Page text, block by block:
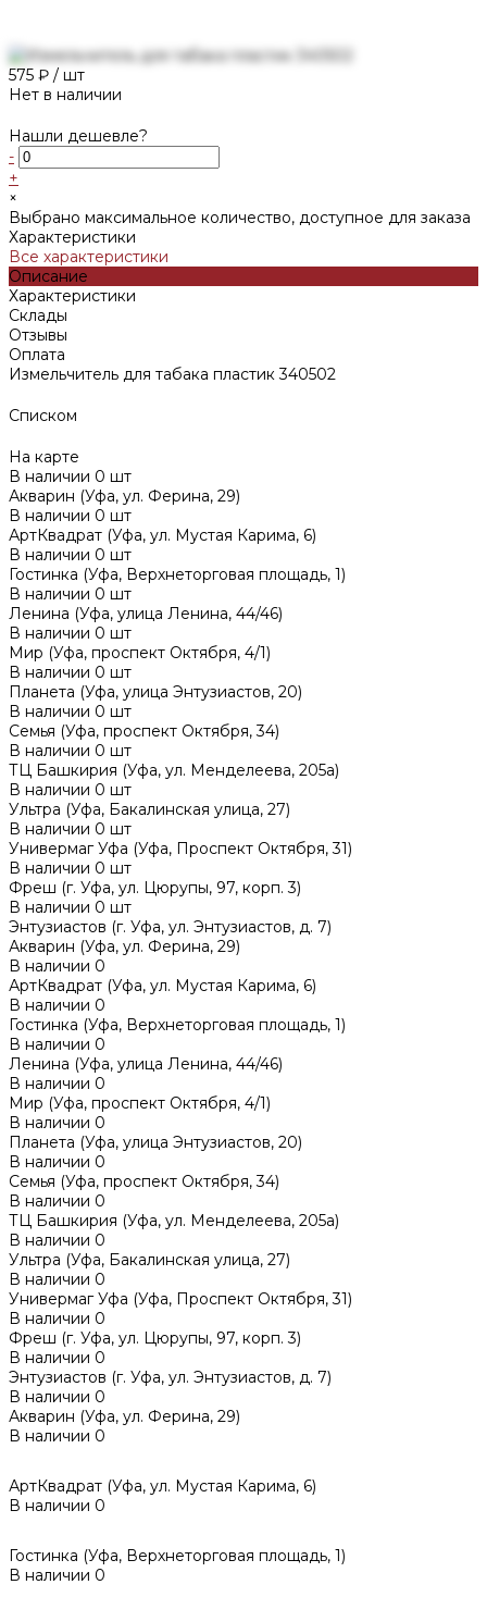
575 ₽ / шт
Нет в наличии
Нашли дешевле?
-
+
×
Выбрано максимальное количество, доступное для заказа
Характеристики
Все характеристики
Описание
Характеристики
Склады
Отзывы
Оплата
Измельчитель для табака пластик 340502
Списком
На карте
В наличии 0 шт
Акварин (Уфа, ул. Ферина, 29)
В наличии 0 шт
АртКвадрат (Уфа, ул. Мустая Карима, 6)
В наличии 0 шт
Гостинка (Уфа, Верхнеторговая площадь, 1)
В наличии 0 шт
Ленина (Уфа, улица Ленина, 44/46)
В наличии 0 шт
Мир (Уфа, проспект Октября, 4/1)
В наличии 0 шт
Планета (Уфа, улица Энтузиастов, 20)
В наличии 0 шт
Семья (Уфа, проспект Октября, 34)
В наличии 0 шт
ТЦ Башкирия (Уфа, ул. Менделеева, 205а)
В наличии 0 шт
Ультра (Уфа, Бакалинская улица, 27)
В наличии 0 шт
Универмаг Уфа (Уфа, Проспект Октября, 31)
В наличии 0 шт
Фреш (г‌. Уфа, ул. Цюрупы, 97, корп. 3)
В наличии 0 шт
Энтузиастов (г. Уфа, ул. Энтузиастов, д. 7)
Акварин (Уфа, ул. Ферина, 29)
В наличии 0
АртКвадрат (Уфа, ул. Мустая Карима, 6)
В наличии 0
Гостинка (Уфа, Верхнеторговая площадь, 1)
В наличии 0
Ленина (Уфа, улица Ленина, 44/46)
В наличии 0
Мир (Уфа, проспект Октября, 4/1)
В наличии 0
Планета (Уфа, улица Энтузиастов, 20)
В наличии 0
Семья (Уфа, проспект Октября, 34)
В наличии 0
ТЦ Башкирия (Уфа, ул. Менделеева, 205а)
В наличии 0
Ультра (Уфа, Бакалинская улица, 27)
В наличии 0
Универмаг Уфа (Уфа, Проспект Октября, 31)
В наличии 0
Фреш (г‌. Уфа, ул. Цюрупы, 97, корп. 3)
В наличии 0
Энтузиастов (г. Уфа, ул. Энтузиастов, д. 7)
В наличии 0
Акварин (Уфа, ул. Ферина, 29)
В наличии 0
АртКвадрат (Уфа, ул. Мустая Карима, 6)
В наличии 0
Гостинка (Уфа, Верхнеторговая площадь, 1)
В наличии 0